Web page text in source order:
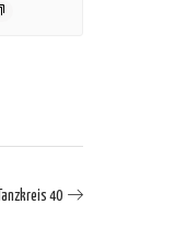
Tanzkreis 40